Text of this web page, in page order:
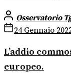
Osservatorio
24 Gennaio
L’addio
europeo.